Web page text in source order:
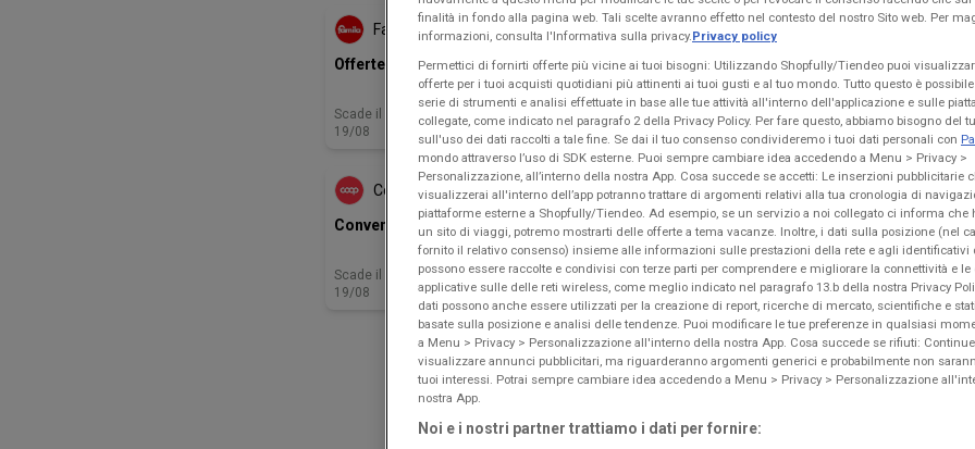
Famila
Offerte d'agosto
Scade il
19/08
Guidizzolo
Famila
Offerte D'agosto
Scade il
19/08
Guidizzolo
Weekendissimi 1
Scade il
16/08
Guidizzolo
Coop
Convenienza
Scade il
19/08
Guidizzolo
Crai
Offerte bollenti
Scade il
19/08
Guidizzolo
Kreo Brico e Casa
Fuori tutto! Estate 2026
Scade il
30/08
Guidizzolo
CARICA ALTRE OFFERTE
finalità in fondo alla pagina web. Tali scelte avranno effetto nel contesto del nostro Sito web. Per
informazioni, consulta l'Informativa sulla privacy.Privacy policy
Permettici di fornirti offerte più vicine ai tuoi bisogni: Utilizzando Shopfully/Tiendeo puoi
offerte per i tuoi acquisti quotidiani più attinenti ai tuoi gusti e al tuo mondo. Tutto questo è
serie di strumenti e analisi effettuate in base alle tue attività all'interno dell'applicazione e sulle
collegate, come indicato nel paragrafo 2 della Privacy Policy. Per fare questo, abbiamo bisogno del
sull'uso dei dati raccolti a tale fine. Se dai il tuo consenso condivideremo i tuoi dati personali con
mondo attraverso l’uso di SDK esterne. Puoi sempre cambiare idea accedendo a Menu > Privacy >
Personalizzazione, all’interno della nostra App. Cosa succede se accetti: Le inserzioni pubblicitarie
visualizzerai all'interno dell’app potranno trattare di argomenti relativi alla tua cronologia di
piattaforme esterne a Shopfully/Tiendeo. Ad esempio, se un servizio a noi collegato ci informa che
un sito di viaggi, potremo mostrarti delle offerte a tema vacanze. Inoltre, i dati sulla posizione (nel
fornito il relativo consenso) insieme alle informazioni sulle prestazioni della rete e agli identificativi
possono essere raccolte e condivisi con terze parti per comprendere e migliorare la connettività e le
applicative sulle delle reti wireless, come meglio indicato nel paragrafo 13.b della nostra Privacy
dati possono anche essere utilizzati per la creazione di report, ricerche di mercato, scientifiche e
basate sulla posizione e analisi delle tendenze. Puoi modificare le tue preferenze in qualsiasi
a Menu > Privacy > Personalizzazione all'interno della nostra App. Cosa succede se rifiuti:
visualizzare annunci pubblicitari, ma riguarderanno argomenti generici e probabilmente non
tuoi interessi. Potrai sempre cambiare idea accedendo a Menu > Privacy > Personalizzazione
nostra App.
Noi e i nostri partner trattiamo i dati per fornire: